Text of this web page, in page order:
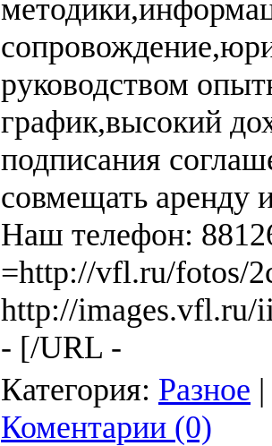
руководством
график,высокий
подписания
совмещать аренду
Наш телефон:
=http://vfl.ru/fotos/
http://images.vfl.ru/
- [/URL -
Категория: Разное
Коментарии (0)